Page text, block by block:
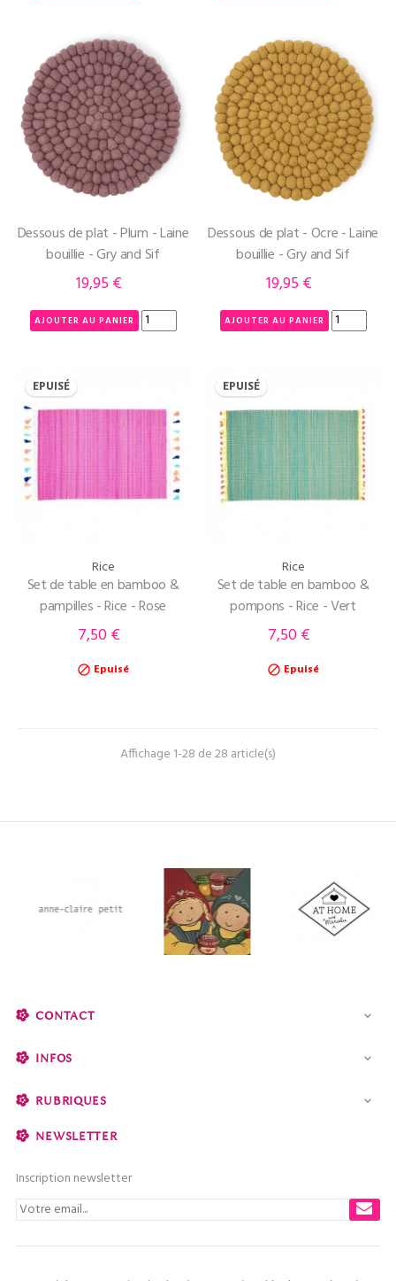
Dessous de plat - Plum - Laine
bouillie - Gry and Sif
Prix
19,95 €
AJOUTER AU PANIER
Dessous de plat - Ocre - Laine
bouillie - Gry and Sif
Prix
19,95 €
AJOUTER AU PANIER
EPUISÉ
Rice
Set de table en bamboo &
pampilles - Rice - Rose
Prix
7,50 €
 Epuisé
EPUISÉ
Rice
Set de table en bamboo &
pompons - Rice - Vert
Prix
7,50 €
 Epuisé
Affichage 1-28 de 28 article(s)
CONTACT 
INFOS 
RUBRIQUES 
NEWSLETTER
Inscription newsletter